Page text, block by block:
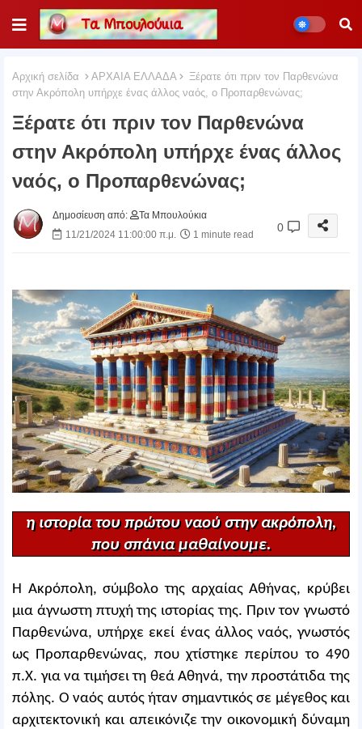
Αρχική σελίδα ΑΡΧΑΙΑ ΕΛΛΑΔΑ
Ξέρατε ότι πριν τον Παρθενώνα
στην Ακρόπολη υπήρχε ένας άλλος ναός, ο Προπαρθενώνας;
Ξέρατε ότι πριν τον Παρθενώνα
στην Ακρόπολη υπήρχε ένας άλλος
ναός, ο Προπαρθενώνας;
Δημοσίευση από:
Τα Μπουλούκια
11/21/2024 11:00:00 π.μ.
1 minute read
0
η ιστορία του πρώτου ναού στην ακρόπολη,
που σπάνια μαθαίνουμε.
Η Ακρόπολη, σύμβολο της αρχαίας Αθήνας, κρύβει
μια άγνωστη πτυχή της ιστορίας της. Πριν τον γνωστό
Παρθενώνα, υπήρχε εκεί ένας άλλος ναός, γνωστός
ως Προπαρθενώνας, που χτίστηκε περίπου το 490
π.Χ. για να τιμήσει τη θεά Αθηνά, την προστάτιδα της
πόλης. Ο ναός αυτός ήταν σημαντικός σε μέγεθος και
αρχιτεκτονική και απεικόνιζε την οικονομική δύναμη